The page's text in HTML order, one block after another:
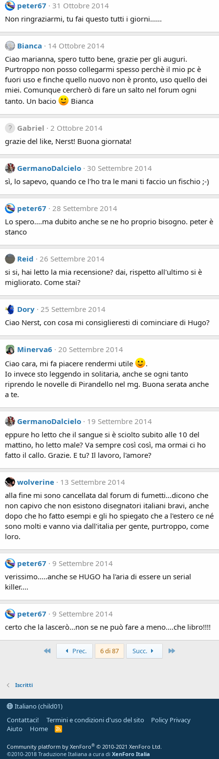
peter67
31 Ottobre 2014
Non ringraziarmi, tu fai questo tutti i giorni......
Bianca
14 Ottobre 2014
Ciao marianna, spero tutto bene, grazie per gli auguri.
Purtroppo non posso collegarmi spesso perchè il mio pc è
fuori uso e finche quello nuovo non è pronto, uso quello dei
miei. Comunque cercherò di fare un salto nel forum ogni
tanto. Un bacio
Bianca
Gabriel
2 Ottobre 2014
grazie del like, Nerst! Buona giornata!
GermanoDalcielo 30 Settembre 2014
sì, lo sapevo, quando ce l'ho tra le mani ti faccio un fischio ;-)
peter67
28 Settembre 2014
Lo spero....ma dubito anche se ne ho proprio bisogno. peter è
stanco
Reid
26 Settembre 2014
si si, hai letto la mia recensione? dai, rispetto all'ultimo si è
migliorato. Come stai?
Dory 25 Settembre 2014
Ciao Nerst, con cosa mi consiglieresti di cominciare di Hugo?
Minerva6
20 Settembre 2014
Ciao cara, mi fa piacere rendermi utile
.
Io invece sto leggendo in solitaria, anche se ogni tanto
riprendo le novelle di Pirandello nel mg. Buona serata anche
a te.
GermanoDalcielo
19 Settembre 2014
eppure ho letto che il sangue si è sciolto subito alle 10 del
mattino, ho letto male? Va sempre così così, ma ormai ci ho
fatto il callo. Grazie. E tu? Il lavoro, l'amore?
wolverine
13 Settembre 2014
alla fine mi sono cancellata dal forum di fumetti...dicono che
non capivo che non esistono disegnatori italiani bravi, anche
dopo che ho fatto esempi e gli ho spiegato che a l'estero ce né
sono molti e vanno via dall'italia per gente, purtroppo, come
loro.
peter67
9 Settembre 2014
verissimo.....anche se HUGO ha l'aria di essere un serial
killer....
peter67
9 Settembre 2014
certo che la lascerò...non se ne può fare a meno....che libro!!!!
Primo Prec. 6 di 87 Succ.
Iscritti
Italiano (child01)
Contattaci!
Termini e condizioni d'uso del sito
Policy Privacy
Aiuto
Home
R
Community platform by XenForo® © 2010-2021 XenForo Ltd.
©2010-2018 Traduzione Italiana a cura di XenForo Italia